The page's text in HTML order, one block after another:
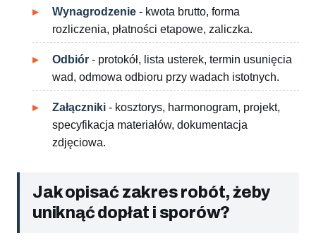
Wynagrodzenie - kwota brutto, forma
rozliczenia, płatności etapowe, zaliczka.
Odbiór - protokół, lista usterek, termin usunięcia
wad, odmowa odbioru przy wadach istotnych.
Załączniki - kosztorys, harmonogram, projekt,
specyfikacja materiałów, dokumentacja
zdjęciowa.
Jak opisać zakres robót, żeby
uniknąć dopłat i sporów?